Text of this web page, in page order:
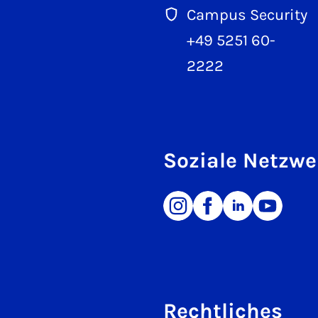
Campus Security
+49 5251 60-
2222
Soziale
Rechtliches